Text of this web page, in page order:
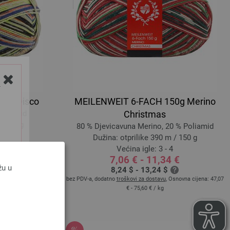
u
Disco
cijena:
MEILENWEIT 6-FACH 150g Merino
Christmas
80 % Djevicavuna Merino, 20 % Poliamid
Dužina: otprilike 390 m / 150 g
Većina igle: 3 - 4
7,06 € - 11,34 €
8,24 $ - 13,24 $
bez PDV-a, dodatno troškovi za dostavu, Osnovna cijena: 47,07
€ - 75,60 € / kg